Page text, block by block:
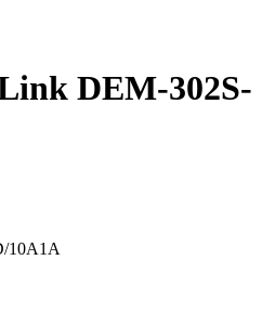
DEM-302S-
10A1A